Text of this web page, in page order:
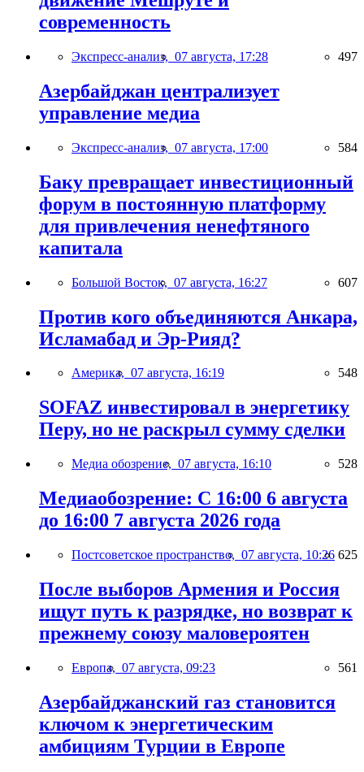
современность
Экспресс-анализ, 07 августа, 17:28 497
Азербайджан централизует
управление медиа
Экспресс-анализ, 07 августа, 17:00 584
Баку превращает инвестиционный
форум в постоянную платформу
для привлечения ненефтяного
капитала
Большой Восток, 07 августа, 16:27 607
Против кого объединяются Анкара,
Исламабад и Эр-Рияд?
Америка, 07 августа, 16:19 548
SOFAZ инвестировал в энергетику
Перу, но не раскрыл сумму сделки
Медиа обозрение, 07 августа, 16:10 528
Медиаобозрение: С 16:00 6 августа
до 16:00 7 августа 2026 года
Постсоветское пространство, 07 августа, 10:26 625
После выборов Армения и Россия
ищут путь к разрядке, но возврат к
прежнему союзу маловероятен
Европа, 07 августа, 09:23 561
Азербайджанский газ становится
ключом к энергетическим
амбициям Турции в Европе